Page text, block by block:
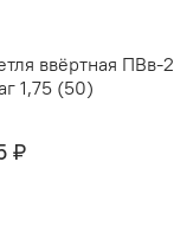
ввёртная ПВв-
1,75 (50)
₽